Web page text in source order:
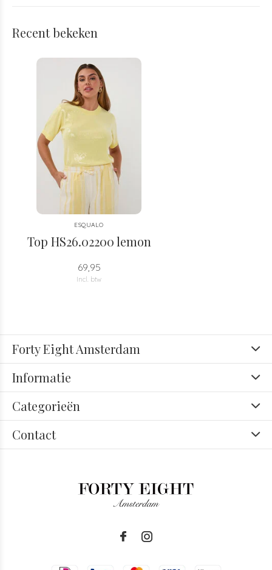
Recent bekeken
ESQUALO
Top HS26.02200 lemon
69,95
Incl. btw
Forty Eight Amsterdam
Informatie
Categorieën
Contact